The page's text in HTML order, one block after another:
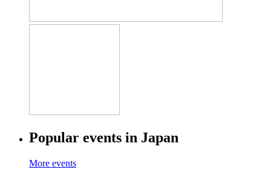
Popular events in Japan
More events